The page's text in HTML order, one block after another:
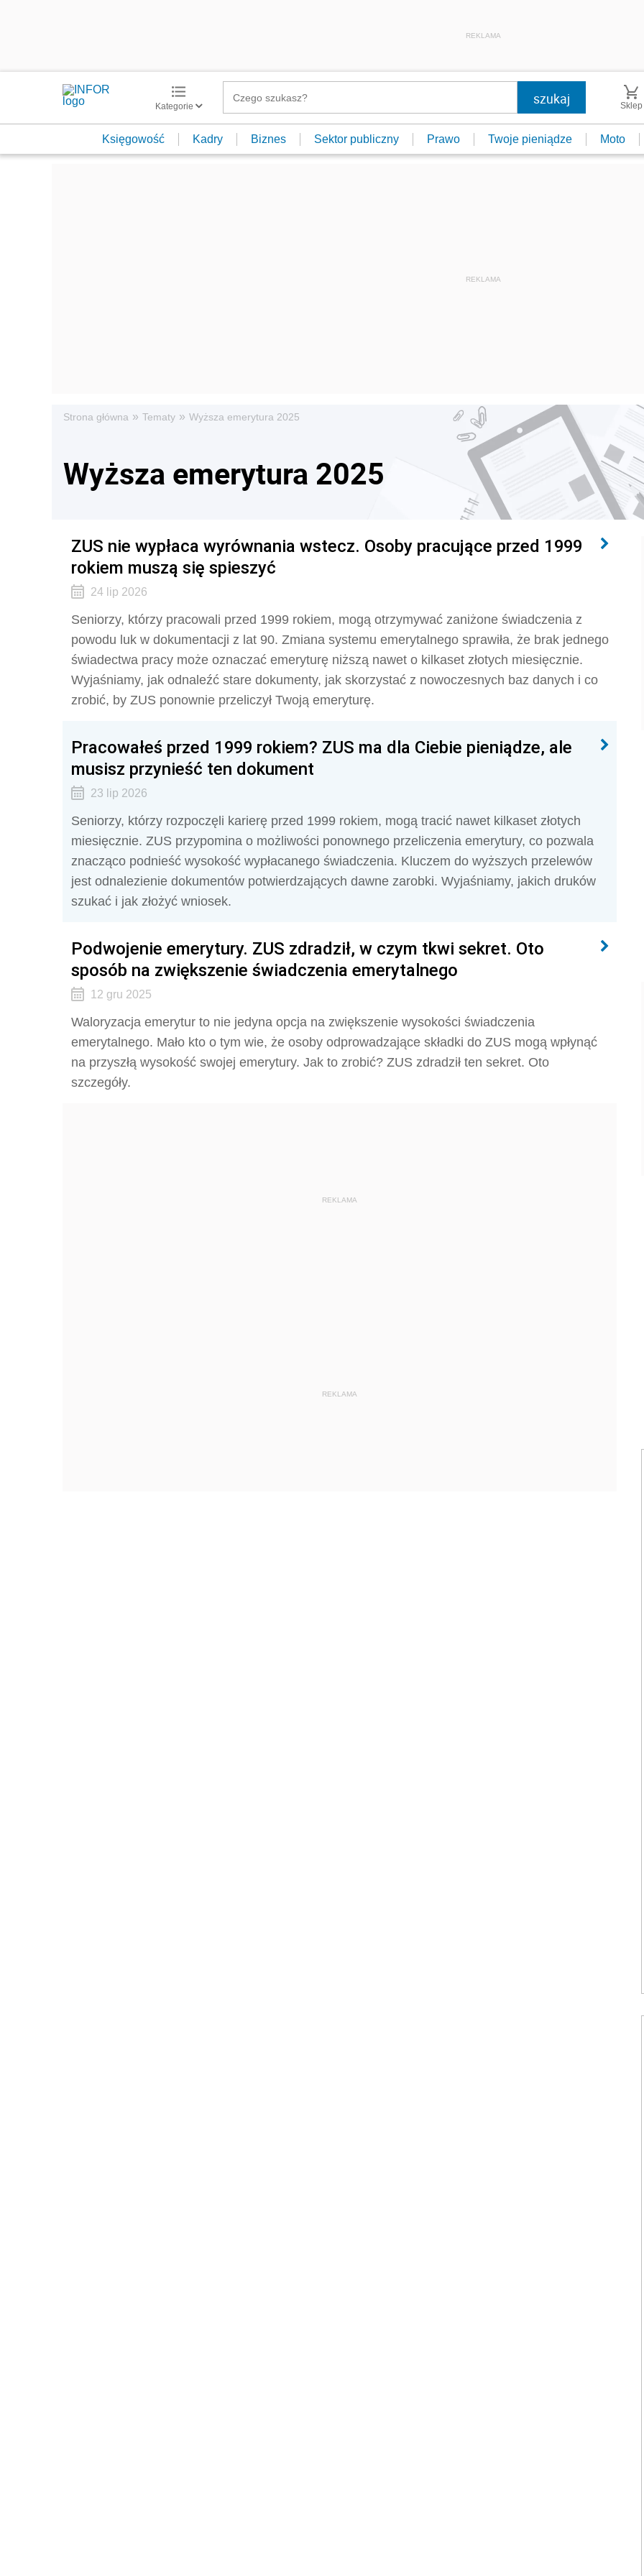
REKLAMA
Kategorie Sklep
Księgowość Kadry Biznes Sektor publiczny Prawo Twoje pieniądze Moto
Strona główna » Tematy » Wyższa emerytura 2025
Wyższa emerytura 2025
ZUS nie wypłaca wyrównania wstecz. Osoby pracujące przed 1999
rokiem muszą się spieszyć
24 lip 2026
Seniorzy, którzy pracowali przed 1999 rokiem, mogą otrzymywać zaniżone świadczenia z
powodu luk w dokumentacji z lat 90. Zmiana systemu emerytalnego sprawiła, że brak jednego
świadectwa pracy może oznaczać emeryturę niższą nawet o kilkaset złotych miesięcznie.
Wyjaśniamy, jak odnaleźć stare dokumenty, jak skorzystać z nowoczesnych baz danych i co
zrobić, by ZUS ponownie przeliczył Twoją emeryturę.
Pracowałeś przed 1999 rokiem? ZUS ma dla Ciebie pieniądze, ale
musisz przynieść ten dokument
23 lip 2026
Seniorzy, którzy rozpoczęli karierę przed 1999 rokiem, mogą tracić nawet kilkaset złotych
miesięcznie. ZUS przypomina o możliwości ponownego przeliczenia emerytury, co pozwala
znacząco podnieść wysokość wypłacanego świadczenia. Kluczem do wyższych przelewów
jest odnalezienie dokumentów potwierdzających dawne zarobki. Wyjaśniamy, jakich druków
szukać i jak złożyć wniosek.
Podwojenie emerytury. ZUS zdradził, w czym tkwi sekret. Oto
sposób na zwiększenie świadczenia emerytalnego
12 gru 2025
Waloryzacja emerytur to nie jedyna opcja na zwiększenie wysokości świadczenia
emerytalnego. Mało kto o tym wie, że osoby odprowadzające składki do ZUS mogą wpłynąć
na przyszłą wysokość swojej emerytury. Jak to zrobić? ZUS zdradził ten sekret. Oto
szczegóły.
REKLAMA
REKLAMA